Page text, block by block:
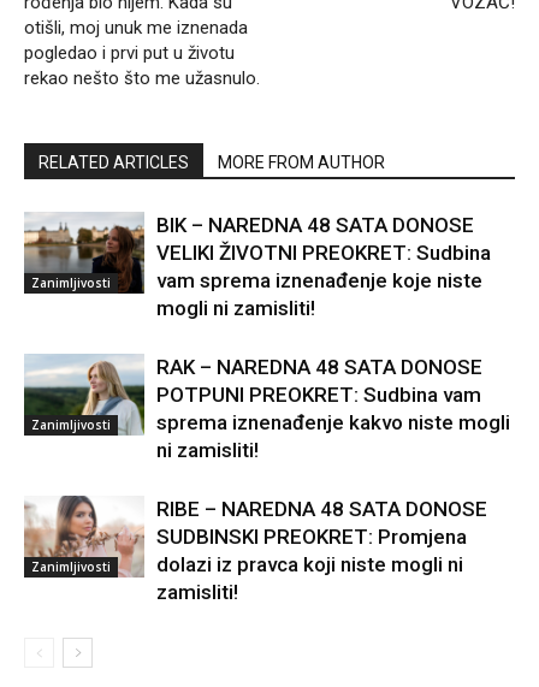
otišli, moj unuk me iznenada
pogledao i prvi put u životu
rekao nešto što me užasnulo.
RELATED ARTICLES MORE FROM AUTHOR
Zanimljivosti
BIK – NAREDNA 48 SATA DONOSE
VELIKI ŽIVOTNI PREOKRET: Sudbina
vam sprema iznenađenje koje niste
mogli ni zamisliti!
Zanimljivosti
RAK – NAREDNA 48 SATA DONOSE
POTPUNI PREOKRET: Sudbina vam
sprema iznenađenje kakvo niste mogli
ni zamisliti!
Zanimljivosti
RIBE – NAREDNA 48 SATA DONOSE
SUDBINSKI PREOKRET: Promjena
dolazi iz pravca koji niste mogli ni
zamisliti!